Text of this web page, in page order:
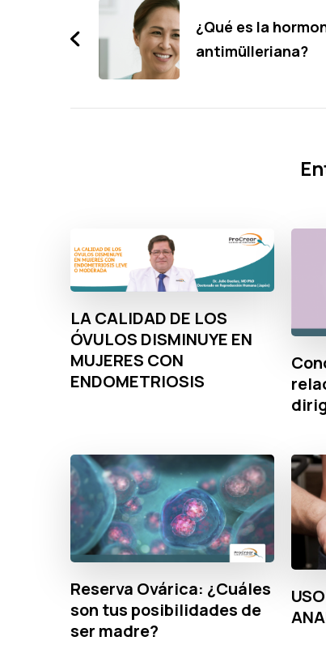
de
entradas
¿Qué es la
antimülleriana?
LA CALIDAD DE LOS
ÓVULOS DISMINUYE EN
MUJERES CON
ENDOMETRIOSIS
Reserva Ovárica: ¿Cuáles
son tus posibilidades de
ser madre?